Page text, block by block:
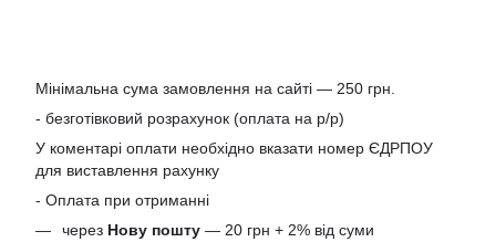
Мінімальна сума замовлення на сайті — 250 грн.
- безготівковий розрахунок (оплата на р/р)
У коментарі оплати необхідно вказати номер ЄДРПОУ
для виставлення рахунку
- Оплата при отриманні
через Нову пошту — 20 грн + 2% від суми